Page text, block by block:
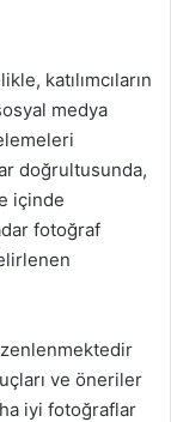
katılımcıların
medya
doğrultusunda,
içinde
fotoğraf
ve öneriler
iyi fotoğraflar